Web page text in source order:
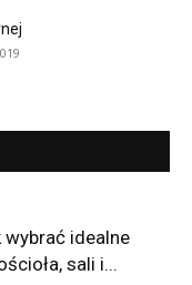
wybrać idealne
sali i...